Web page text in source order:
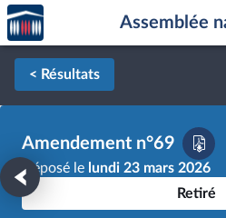
Aller au contenu
Aller en bas de la page
Accèder
à la
page
d'accueil
Assemblée
< Résultats
Amendement n°69
Déposé le lundi 23 mars 2026
Retiré